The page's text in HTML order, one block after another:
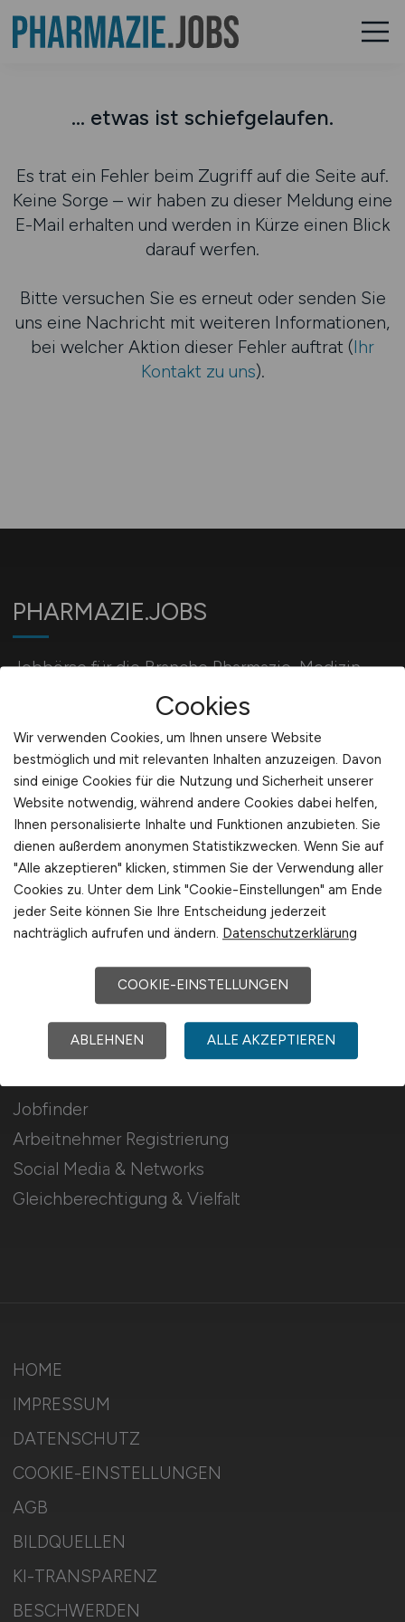
... etwas ist schiefgelaufen.
Es trat ein Fehler beim Zugriff auf die Seite auf.
Keine Sorge – wir haben zu dieser Meldung eine
E-Mail erhalten und werden in Kürze einen Blick
darauf werfen.
Bitte versuchen Sie es erneut oder senden Sie
uns eine Nachricht mit weiteren Informationen,
bei welcher Aktion dieser Fehler auftrat (Ihr
Kontakt zu uns).
PHARMAZIE.JOBS
Jobbörse für die Branche Pharmazie, Medizin,
Biotechnologie und Chemie.
Für Arbeitnehmer
Jobfinder
Arbeitnehmer Registrierung
Social Media & Networks
Gleichberechtigung & Vielfalt
Für Arbeitgeber
Stellenanzeigen schalten
Mediadaten & Konditionen
Arbeitgeber Seite
Arbeitgeber Kontakt
Karrierenetzwerk
HOME
IMPRESSUM
DATENSCHUTZ
COOKIE-EINSTELLUNGEN
AGB
BILDQUELLEN
KI-TRANSPARENZ
BESCHWERDEN
Cookies
Wir verwenden Cookies, um Ihnen unsere Website
bestmöglich und mit relevanten Inhalten anzuzeigen. Davon
sind einige Cookies für die Nutzung und Sicherheit unserer
Website notwendig, während andere Cookies dabei helfen,
Ihnen personalisierte Inhalte und Funktionen anzubieten. Sie
dienen außerdem anonymen Statistikzwecken. Wenn Sie auf
"Alle akzeptieren" klicken, stimmen Sie der Verwendung aller
Cookies zu. Unter dem Link "Cookie-Einstellungen" am Ende
jeder Seite können Sie Ihre Entscheidung jederzeit
nachträglich aufrufen und ändern. Datenschutzerklärung
COOKIE-EINSTELLUNGEN
ABLEHNEN ALLE AKZEPTIEREN